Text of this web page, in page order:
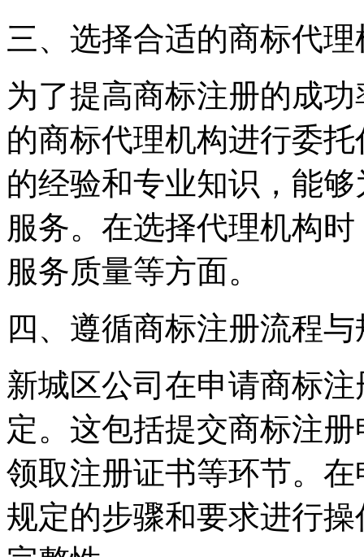
三、选择合适的商标代理
为了提高商标注册的成
的商标代理机构进行委
的经验和专业知识，能
服务。在选择代理机构
服务质量等方面。
四、遵循商标注册流程与
新城区公司在申请商标
定。这包括提交商标注
领取注册证书等环节。
规定的步骤和要求进行